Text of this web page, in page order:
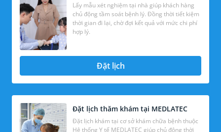
Lấy mẫu xét nghiệm tại nhà giúp khách hàng
chủ động tầm soát bệnh lý. Đồng thời tiết kiệm
thời gian đi lại, chờ đợi kết quả với mức chi phí
hợp lý.
Đặt lịch
Đặt lịch thăm khám tại MEDLATEC
Đặt lịch khám tại cơ sở khám chữa bệnh thuộc
Hệ thống Y tế MEDLATEC giúp chủ động thời